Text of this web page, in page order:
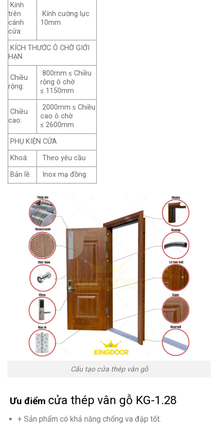
Kính
trên
cánh
cửa:
Kính cường lực
10mm
KÍCH THƯỚC Ô CHỜ GIỚI
HẠN
Chiều
rộng:
800mm ≤ Chiều
rộng ô chờ
≤ 1150mm
Chiều
cao:
2000mm ≤ Chiều
cao ô chờ
≤ 2600mm
PHỤ KIỆN CỬA
Khoá:
Theo yêu cầu
Bản lề:
Inox mạ đồng
Cấu tạo cửa thép vân gỗ
Ưu điểm cửa thép vân gỗ KG-1.28
+ Sản phẩm có khả năng chống va đập tốt.